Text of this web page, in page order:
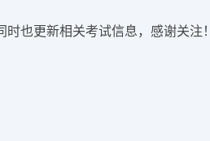
也更新相关考试信息，感谢关注！